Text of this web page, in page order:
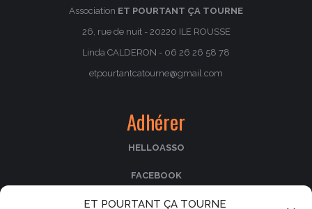
ET POURTANT ÇA TOURNE
Association ET POURTANT ÇA TOURNE
26, rue de nuit - 20220 ILE ROUSSE
Linda CALDERON - 06 26 26 58 78
etpourtantcatourne@gmail.com
Adhérer
HELLOASSO
FACEBOOK
PASSCULTURA